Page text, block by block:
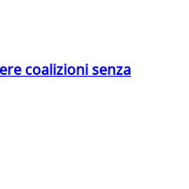
coalizioni senza